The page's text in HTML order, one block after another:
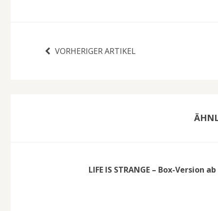
VORHERIGER ARTIKEL
LIFE IS STRANGE – Box-